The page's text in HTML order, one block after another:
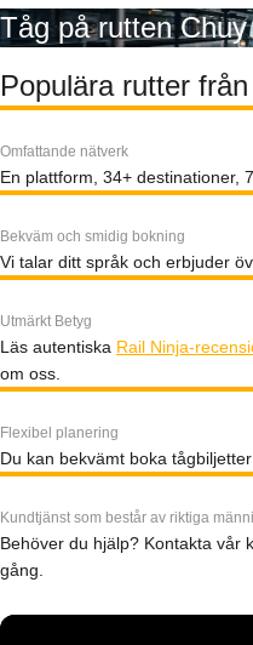
Tåg på rutten
Populära rutter
Omfattande nätverk
En plattform, 34+ destinationer,
Bekväm och smidig bokning
Vi talar ditt språk och erbjuder
Utmärkt Betyg
Läs autentiska Rail Ninja-
om oss.
Flexibel planering
Du kan bekvämt boka
Kundtjänst som består av riktiga
Behöver du hjälp? Kontakta vår
gång.